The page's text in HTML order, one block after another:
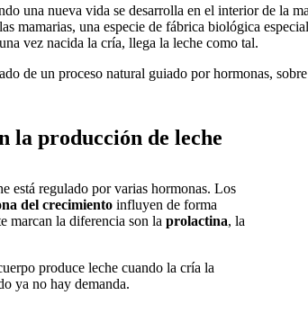
una nueva vida se desarrolla en el interior de la
mamarias, una especie de fábrica biológica
vez nacida la cría, llega la leche como tal.
de un proceso natural guiado por hormonas,
la producción de leche​
está regulado por varias hormonas. Los
del crecimiento influyen de forma
marcan la diferencia son la prolactina, la
produce leche cuando la cría la
ya no hay demanda.